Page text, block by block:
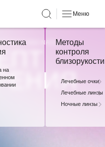
Меню
NADIN
на
Методы
контроля
близорукости
Лечебные очки
Лечебные линзы
Ночные линзы